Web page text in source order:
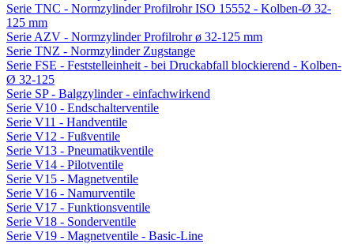
Serie TNC - Normzylinder Profilrohr ISO 15552 - Kolben-Ø 32-
125 mm
Serie AZV - Normzylinder Profilrohr ø 32-125 mm
Serie TNZ - Normzylinder Zugstange
Serie FSE - Feststelleinheit - bei Druckabfall blockierend - Kolben-
Ø 32-125
Serie SP - Balgzylinder - einfachwirkend
Serie V10 - Endschalterventile
Serie V11 - Handventile
Serie V12 - Fußventile
Serie V13 - Pneumatikventile
Serie V14 - Pilotventile
Serie V15 - Magnetventile
Serie V16 - Namurventile
Serie V17 - Funktionsventile
Serie V18 - Sonderventile
Serie V19 - Magnetventile - Basic-Line